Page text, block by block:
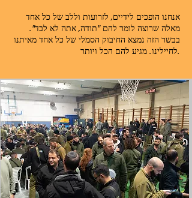
אנחנו הופכים לידיים, לזרועות וללב של כל אחד
מאלה שרוצה לומר להם "תודה, אתה לא לבד".
בבשר הזה נמצא החיבוק הסמלי של כל אחד מאיתנו
לחיילינו. מגיע להם הכל ויותר.